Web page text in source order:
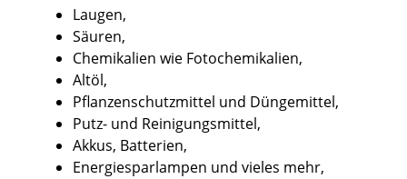
Laugen,
Säuren,
Chemikalien wie Fotochemikalien,
Altöl,
Pflanzenschutzmittel und Düngemittel,
Putz- und Reinigungsmittel,
Akkus, Batterien,
Energiesparlampen und vieles mehr,